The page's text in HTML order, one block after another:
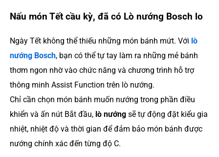
Nấu món Tết cầu kỳ, đã có Lò nướng Bosch lo
Ngày Tết không thể thiếu những món bánh mứt. Với lò
nướng Bosch, bạn có thể tự tay làm ra những mẻ bánh
thơm ngon nhờ vào chức năng và chương trình hỗ trợ
thông minh Assist Function trên lò nướng.
Chỉ cần chọn món bánh muốn nướng trong phần điều
khiển và ấn nút Bắt đầu, lò nướng sẽ tự động đặt kiểu gia
nhiệt, nhiệt độ và thời gian để đảm bảo món bánh được
nướng chính xác đến từng độ C.